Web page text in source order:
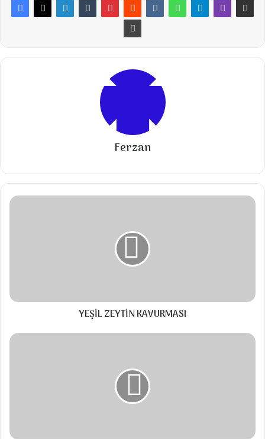
Süzme yoğurt
Domates(çeri)
Talimatlar
Süzme yoğurt ve sarımsak karıştırılıp tabağa
Ferzan
YEŞİL
YEŞİL ZEYTİN KAVURMASI
FINDIKLI